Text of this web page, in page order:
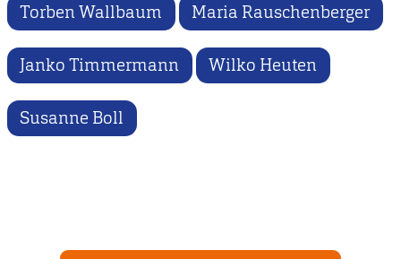
Torben Wallbaum Maria Rauschenberger
Janko Timmermann Wilko Heuten
Susanne Boll